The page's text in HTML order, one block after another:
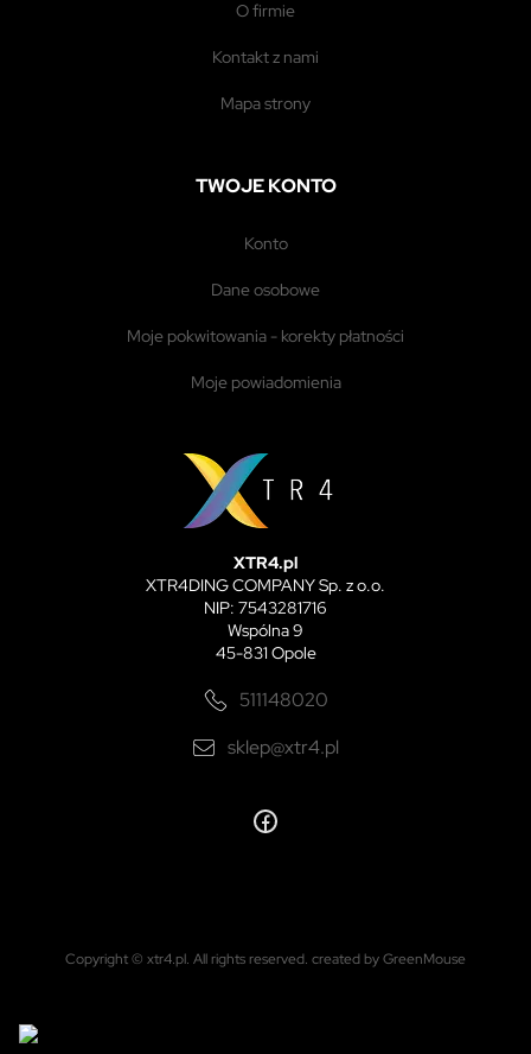
o firmie
kontakt z nami
mapa strony
TWOJE KONTO
konto
dane osobowe
moje pokwitowania - korekty płatności
moje powiadomienia
XTR4.pl
XTR4DING COMPANY Sp. z o.o.
NIP: 7543281716
Wspólna 9
45-831 Opole
511148020
sklep@xtr4.pl
Copyright © xtr4.pl. All rights reserved. created by GreenMouse